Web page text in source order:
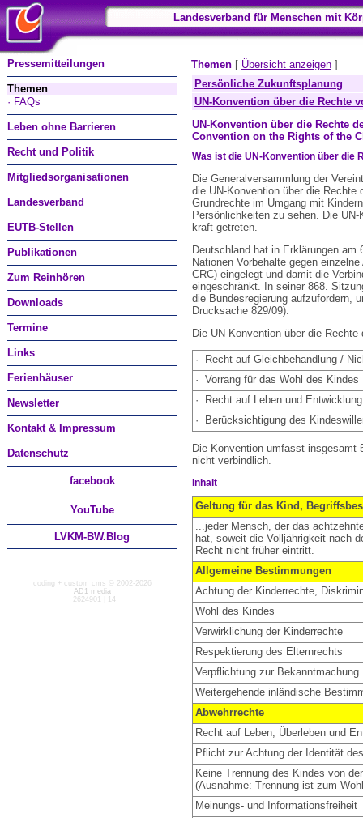
Landesverband für Menschen mit
Pressemitteilungen
Themen
· FAQs
Leben ohne Barrieren
Recht und Politik
Mitgliedsorganisationen
Landesverband
EUTB-Stellen
Publikationen
Zum Reinhören
Downloads
Termine
Links
Ferienhäuser
Newsletter
Kontakt & Impressum
Datenschutz
facebook
YouTube
LVKM-BW.Blog
coding + custom cms © 2002-2026
AD1 media
· 2624901 | 14
Themen [ Übersicht anzeigen ]
Persönliche Zukunftsplanung
UN-Konvention über die Rechte
UN-Konvention über die Rechte
Convention on the Rights of the
Was ist die UN-Konvention über die
Die Generalversammlung der
die UN-Konvention über die
Grundrechte im Umgang mit
Persönlichkeiten zu sehen. Die
kraft getreten.
Deutschland hat in Erklärungen am
Nationen Vorbehalte gegen
CRC) eingelegt und damit die
eingeschränkt. In seiner 868.
die Bundesregierung aufzufordern,
Drucksache 829/09).
Die UN-Konvention über die
·
Recht auf Gleichbehandlung /
· Vorrang für das Wohl des Kindes
·
Recht auf Leben und Entwicklung
·
Berücksichtigung des
Die Konvention umfasst insgesamt
nicht verbindlich.
Inhalt
Geltung für das Kind,
...jeder Mensch, der das
hat, soweit die Volljährigkeit nach
Recht nicht früher eintritt.
Allgemeine Bestimmungen
Achtung der Kinderrechte,
Wohl des Kindes
Verwirklichung der Kinderrechte
Respektierung des Elternrechts
Verpflichtung zur Bekanntmachung
Weitergehende inländische
Abwehrrechte
Recht auf Leben, Überleben und
Pflicht zur Achtung der Identität
Keine Trennung des Kindes von
(Ausnahme: Trennung ist zum
Meinungs- und Informationsfreiheit